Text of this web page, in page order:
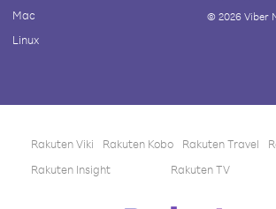
Mac
Linux
© 2026Viber
Rakuten Viki Rakuten Kobo Rakuten Travel
Rakuten Insight
Rakuten TV